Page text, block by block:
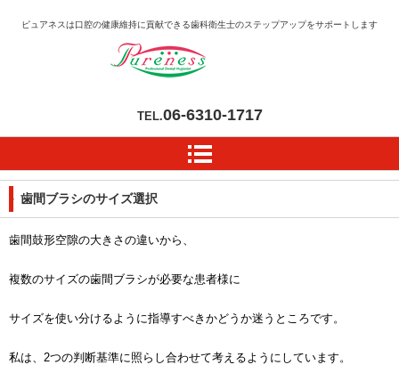
ピュアネスは口腔の健康維持に貢献できる歯科衛生士のステップアップをサポートします
TEL.06-6310-1717
歯間ブラシのサイズ選択
歯間鼓形空隙の大きさの違いから、
複数のサイズの歯間ブラシが必要な患者様に
サイズを使い分けるように指導すべきかどうか迷うところです。
私は、2つの判断基準に照らし合わせて考えるようにしています。